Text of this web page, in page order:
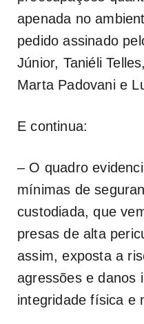
apenada no
pedido assinado
Júnior, Taniéli
Marta Padovani e
E continua:
– O quadro
mínimas de
custodiada, que
presas de alta
assim, exposta a
agressões e danos
integridade física e